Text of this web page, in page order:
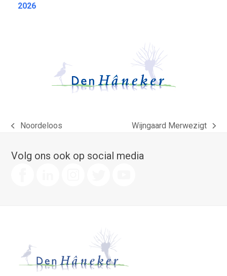
2026
previous
Noordeloos
next
Wijngaard Merwezigt
Volg ons ook op social media